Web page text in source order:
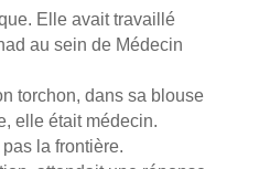
Elle avait travaillé
au sein de Médecin
torchon, dans sa blouse
elle était médecin.
la frontière.